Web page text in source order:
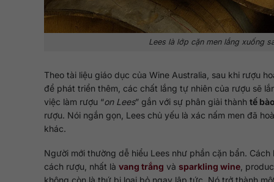
Lees là lớp cặn men lắng xuống
Theo tài liệu giáo dục của Wine Australia, sau khi rượu
để phát triển thêm, các chất lắng tự nhiên của rượu sẽ
việc làm rượu “on Lees” gắn với sự phân giải thành tế
rượu. Nói ngắn gọn, Lees chủ yếu là xác nấm men đã
khác.
Người mới thường dễ hiểu Lees như phần cặn bẩn.
cách rượu, nhất là vang trắng và sparkling wine ,
không còn là thứ bị loại bỏ ngay lập tức. Nó trở thành